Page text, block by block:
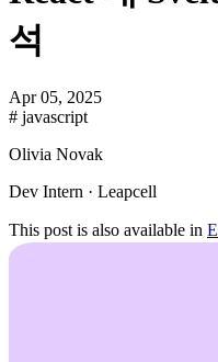
석
Apr 05, 2025
# javascript
Olivia Novak
Dev Intern · Leapcell
This post is also available in